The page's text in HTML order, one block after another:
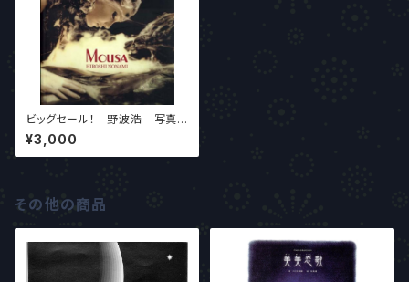
ビッグセール！ 野波浩 写真
集『MOUSA』ソフトカバー
¥3,000
その他の商品